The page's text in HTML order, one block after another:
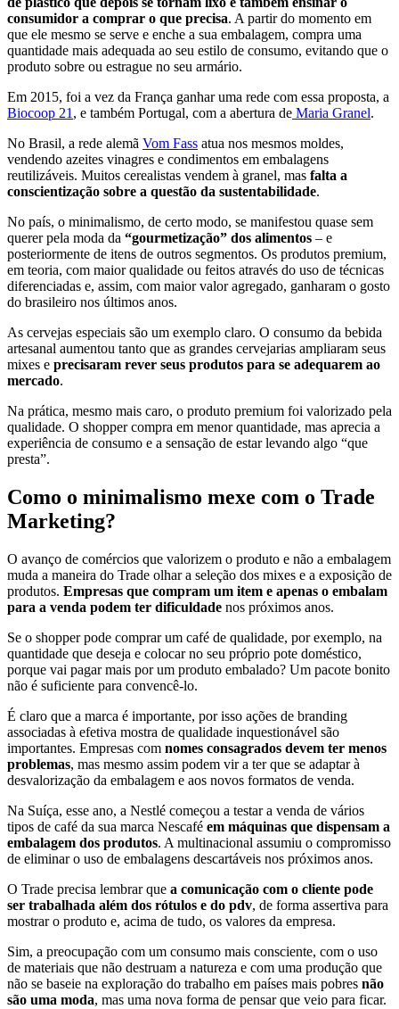
consumidor a comprar o que precisa. A partir do momento em
que ele mesmo se serve e enche a sua embalagem, compra uma
quantidade mais adequada ao seu estilo de consumo, evitando que o
produto sobre ou estrague no seu armário.
Em 2015, foi a vez da França ganhar uma rede com essa proposta, a
Biocoop 21 , e também Portugal, com a abertura de Maria Granel.
No Brasil, a rede alemã Vom Fass atua nos mesmos moldes,
vendendo azeites vinagres e condimentos em embalagens
reutilizáveis. Muitos cerealistas vendem à granel, mas falta a
conscientização sobre a questão da sustentabilidade.
No país, o minimalismo, de certo modo, se manifestou quase sem
querer pela moda da “gourmetização” dos alimentos – e
posteriormente de itens de outros segmentos. Os produtos premium,
em teoria, com maior qualidade ou feitos através do uso de técnicas
diferenciadas e, assim, com maior valor agregado, ganharam o gosto
do brasileiro nos últimos anos.
As cervejas especiais são um exemplo claro. O consumo da bebida
artesanal aumentou tanto que as grandes cervejarias ampliaram seus
mixes e precisaram rever seus produtos para se adequarem ao
mercado.
Na prática, mesmo mais caro, o produto premium foi valorizado pela
qualidade. O shopper compra em menor quantidade, mas aprecia a
experiência de consumo e a sensação de estar levando algo “que
presta”.
Como o minimalismo mexe com o Trade
Marketing?
O avanço de comércios que valorizem o produto e não a embalagem
muda a maneira do Trade olhar a seleção dos mixes e a exposição de
produtos. Empresas que compram um item e apenas o embalam
para a venda podem ter dificuldade nos próximos anos.
Se o shopper pode comprar um café de qualidade, por exemplo, na
quantidade que deseja e colocar no seu próprio pote doméstico,
porque vai pagar mais por um produto embalado? Um pacote bonito
não é suficiente para convencê-lo.
É claro que a marca é importante, por isso ações de branding
associadas à efetiva mostra de qualidade inquestionável são
importantes. Empresas com nomes consagrados devem ter menos
problemas, mas mesmo assim podem vir a ter que se adaptar à
desvalorização da embalagem e aos novos formatos de venda.
Na Suíça, esse ano, a Nestlé começou a testar a venda de vários
tipos de café da sua marca Nescafé em máquinas que dispensam a
embalagem dos produtos. A multinacional assumiu o compromisso
de eliminar o uso de embalagens descartáveis nos próximos anos.
O Trade precisa lembrar que a comunicação com o cliente pode
ser trabalhada além dos rótulos e do pdv, de forma assertiva para
mostrar o produto e, acima de tudo, os valores da empresa.
Sim, a preocupação com um consumo mais consciente, com o uso
de materiais que não destruam a natureza e com uma produção que
não se baseie na exploração do trabalho em países mais pobres não
são uma moda, mas uma nova forma de pensar que veio para ficar.